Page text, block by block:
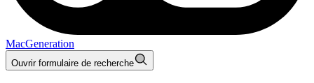
MacGeneration
Ouvrir formulaire de recherche